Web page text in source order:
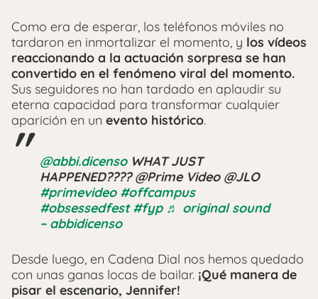
Como era de esperar, los teléfonos móviles no
tardaron en inmortalizar el momento, y los vídeos
reaccionando a la actuación sorpresa se han
convertido en el fenómeno viral del momento.
Sus seguidores no han tardado en aplaudir su
eterna capacidad para transformar cualquier
aparición en un evento histórico.
@abbi.dicensoWHAT JUST
HAPPENED???? @Prime Video @JLO
#primevideo #offcampus
#obsessedfest #fyp ♬ original sound
– abbidicenso
Desde luego, en Cadena Dial nos hemos quedado
con unas ganas locas de bailar. ¡Qué manera de
pisar el escenario, Jennifer!